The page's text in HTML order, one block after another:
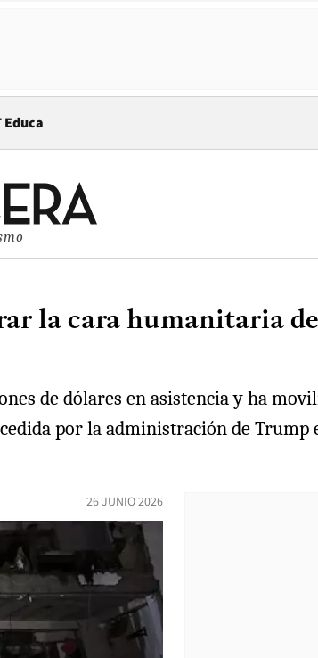
in new window
Educa
la cara humanitaria
de dólares en asistencia y ha
por la administración de Trump
26 JUNIO 2026